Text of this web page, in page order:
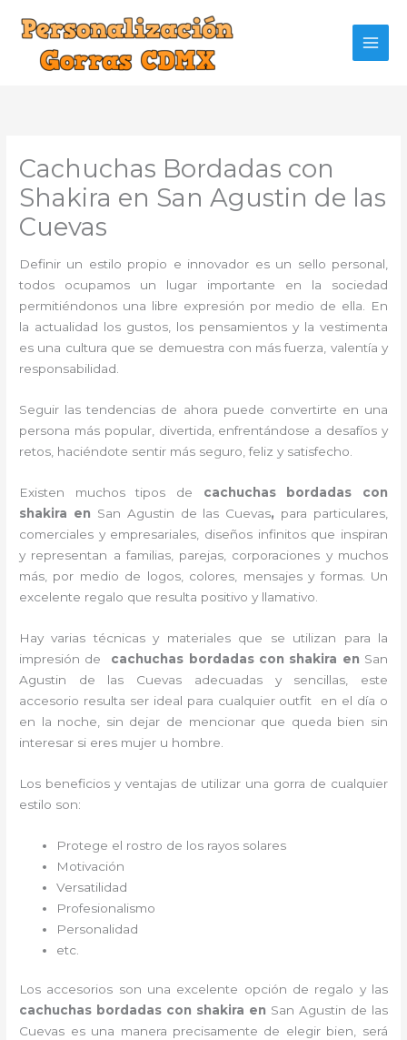
contenido
Cachuchas Bordadas con
Shakira en San Agustin de las
Cuevas
Definir un estilo propio e innovador es un sello personal,
todos ocupamos un lugar importante en la sociedad
permitiéndonos una libre expresión por medio de ella. En
la actualidad los gustos, los pensamientos y la vestimenta
es una cultura que se demuestra con más fuerza, valentía y
responsabilidad.
Seguir las tendencias de ahora puede convertirte en una
persona más popular, divertida, enfrentándose a desafíos y
retos, haciéndote sentir más seguro, feliz y satisfecho.
Existen muchos tipos de cachuchas bordadas con
shakira en San Agustin de las Cuevas, para particulares,
comerciales y empresariales, diseños infinitos que inspiran
y representan a familias, parejas, corporaciones y muchos
más, por medio de logos, colores, mensajes y formas. Un
excelente regalo que resulta positivo y llamativo.
Hay varias técnicas y materiales que se utilizan para la
impresión de cachuchas bordadas con shakira en San
Agustin de las Cuevas adecuadas y sencillas, este
accesorio resulta ser ideal para cualquier outfit en el día o
en la noche, sin dejar de mencionar que queda bien sin
interesar si eres mujer u hombre.
Los beneficios y ventajas de utilizar una gorra de cualquier
estilo son:
Protege el rostro de los rayos solares
Motivación
Versatilidad
Profesionalismo
Personalidad
etc.
Los accesorios son una excelente opción de regalo y las
cachuchas bordadas con shakira en San Agustin de las
Cuevas es una manera precisamente de elegir bien, será